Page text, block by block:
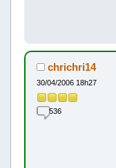
chrichri14
30/04/2006 18h27
536